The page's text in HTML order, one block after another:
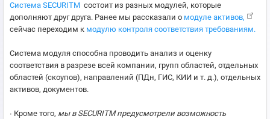
Система SECURITM состоит из разных модулей, которые
дополняют друг друга. Ранее мы рассказали о модуле активов,
сейчас переходим к модулю контроля соответствия требованиям.
Система модуля способна проводить анализ и оценку
соответствия в разрезе всей компании, групп областей, отдельных
областей (скоупов), направлений (ПДн, ГИС, КИИ и т. д.), отдельных
активов, документов.
∙ Кроме того, мы в SECURITM предусмотрели возможность